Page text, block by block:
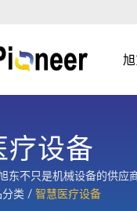
疗设备
东不只是机械设备的供应
分类 / 智慧医疗设备